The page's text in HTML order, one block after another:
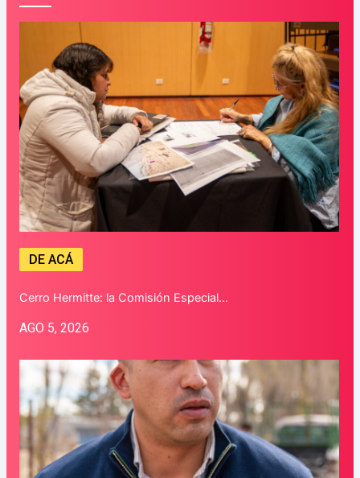
DE ACÁ
Cerro Hermitte: la Comisión Especial…
AGO 5, 2026